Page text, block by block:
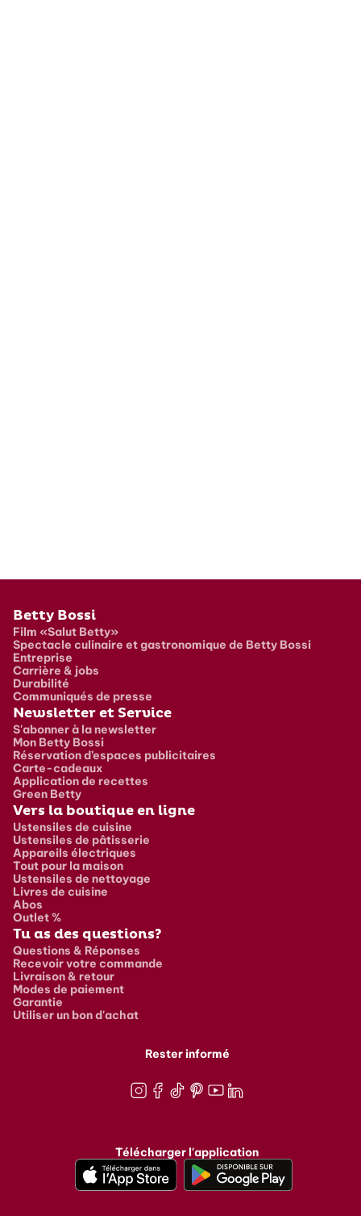
Pied de page
Betty Bossi
Film «Salut Betty»
Spectacle culinaire et gastronomique de Betty Bossi
Entreprise
Carrière & jobs
Durabilité
Communiqués de presse
Newsletter et Service
S'abonner à la newsletter
Mon Betty Bossi
Réservation d’espaces publicitaires
Carte-cadeaux
Application de recettes
Green Betty
Vers la boutique en ligne
Ustensiles de cuisine
Ustensiles de pâtisserie
Appareils électriques
Tout pour la maison
Ustensiles de nettoyage
Livres de cuisine
Abos
Outlet %
Tu as des questions?
Questions & Réponses
Recevoir votre commande
Livraison & retour
Modes de paiement
Garantie
Utiliser un bon d'achat
Rester informé
Télécharger l'application